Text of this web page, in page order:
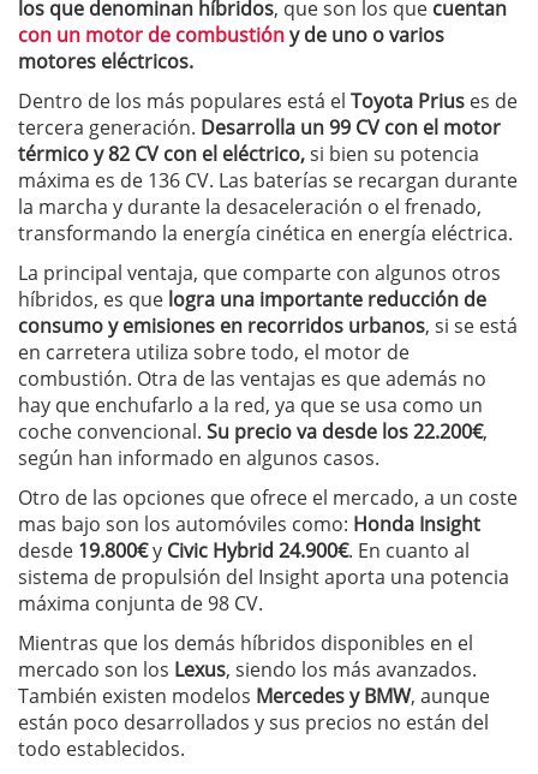
los que denominan híbridos, que son los que cuentan
con un motor de combustióny de uno o varios
motores eléctricos.
Dentro de los más populares está el Toyota Prius es de
tercera generación. Desarrolla un 99 CV con el motor
térmico y 82 CV con el eléctrico,si bien su potencia
máxima es de 136 CV. Las baterías se recargan durante
la marcha y durante la desaceleración o el frenado,
transformando la energía cinética en energía eléctrica.
La principal ventaja, que comparte con algunos otros
híbridos, es que logra una importante reducción de
consumo y emisiones en recorridos urbanos, si se está
en carretera utiliza sobre todo, el motor de
combustión. Otra de las ventajas es que además no
hay que enchufarlo a la red, ya que se usa como un
coche convencional. Su precio va desde los 22.200€,
según han informado en algunos casos.
Otro de las opciones que ofrece el mercado, a un coste
mas bajo son los automóviles como: Honda Insight
desde 19.800€y Civic Hybrid 24.900€. En cuanto al
sistema de propulsión del Insight aporta una potencia
máxima conjunta de 98 CV.
Mientras que los demás híbridos disponibles en el
mercado son los Lexus, siendo los más avanzados.
También existen modelos Mercedes y BMW, aunque
están poco desarrollados y sus precios no están del
todo establecidos.